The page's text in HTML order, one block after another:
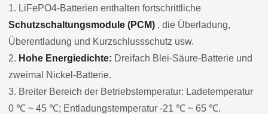
1. LiFePO4-Batterien enthalten fortschrittliche
Schutzschaltungsmodule (PCM) , die Überladung,
Überentladung und Kurzschlussschutz usw.
2. Hohe Energiedichte: Dreifach Blei-Säure-Batterie und
zweimal Nickel-Batterie.
3. Breiter Bereich der Betriebstemperatur: Ladetemperatur
0 ℃ ~ 45 ℃; Entladungstemperatur -21 ℃ ~ 65 ℃.